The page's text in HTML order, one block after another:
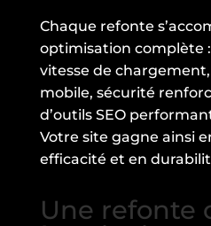
Chaque refonte
optimisation complète
vitesse de
mobile, sécurité
d’outils SEO
Votre site gagne ainsi
efficacité et en
Une refonte